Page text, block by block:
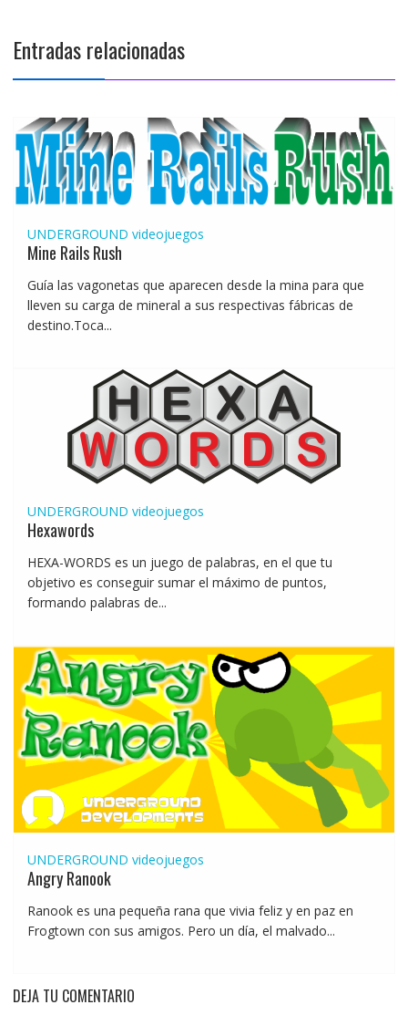
Entradas relacionadas
UNDERGROUND videojuegos
Mine Rails Rush
Guía las vagonetas que aparecen desde la mina para que
lleven su carga de mineral a sus respectivas fábricas de
destino.Toca...
UNDERGROUND videojuegos
Hexawords
HEXA-WORDS es un juego de palabras, en el que tu
objetivo es conseguir sumar el máximo de puntos,
formando palabras de...
UNDERGROUND videojuegos
Angry Ranook
Ranook es una pequeña rana que vivia feliz y en paz en
Frogtown con sus amigos. Pero un día, el malvado...
DEJA TU COMENTARIO